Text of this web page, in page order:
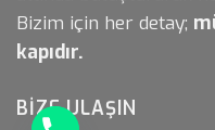
Bizim için her detay;
kapıdır.
BIZE ULAŞIN